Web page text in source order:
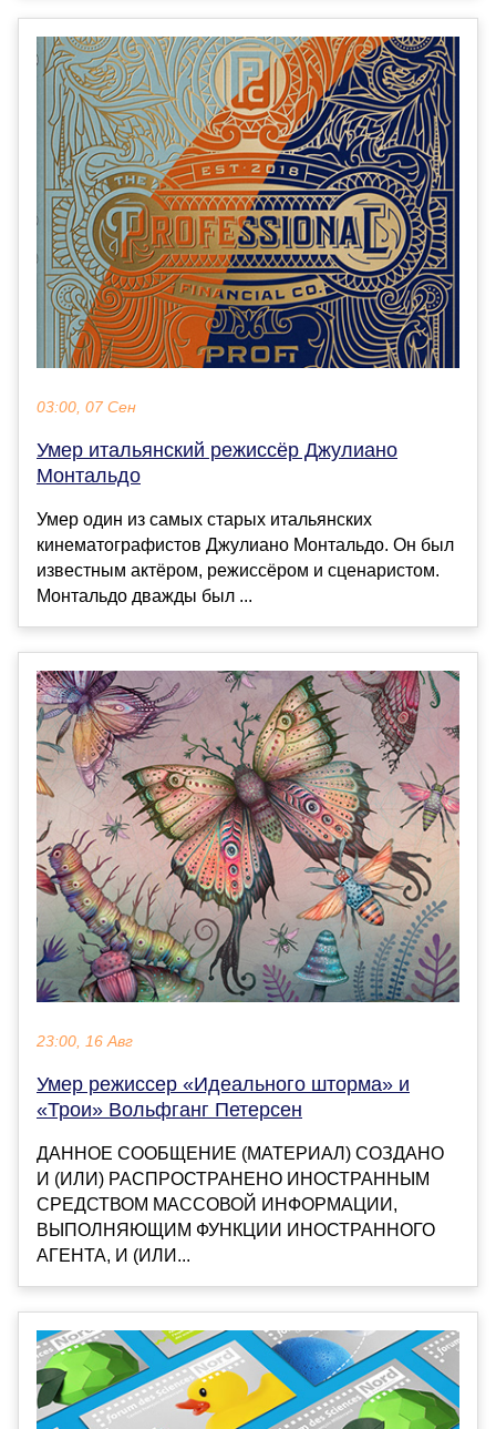
03:00, 07 Сен
Умер итальянский режиссёр Джулиано
Монтальдо
Умер один из самых старых итальянских
кинематографистов Джулиано Монтальдо. Он был
известным актёром, режиссёром и сценаристом.
Монтальдо дважды был ...
23:00, 16 Авг
Умер режиссер «Идеального шторма» и
«Трои» Вольфганг Петерсен
ДАННОЕ СООБЩЕНИЕ (МАТЕРИАЛ) СОЗДАНО
И (ИЛИ) РАСПРОСТРАНЕНО ИНОСТРАННЫМ
СРЕДСТВОМ МАССОВОЙ ИНФОРМАЦИИ,
ВЫПОЛНЯЮЩИМ ФУНКЦИИ ИНОСТРАННОГО
АГЕНТА, И (ИЛИ...